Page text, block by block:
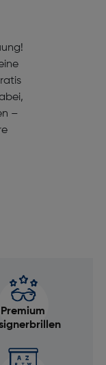
–
Premium